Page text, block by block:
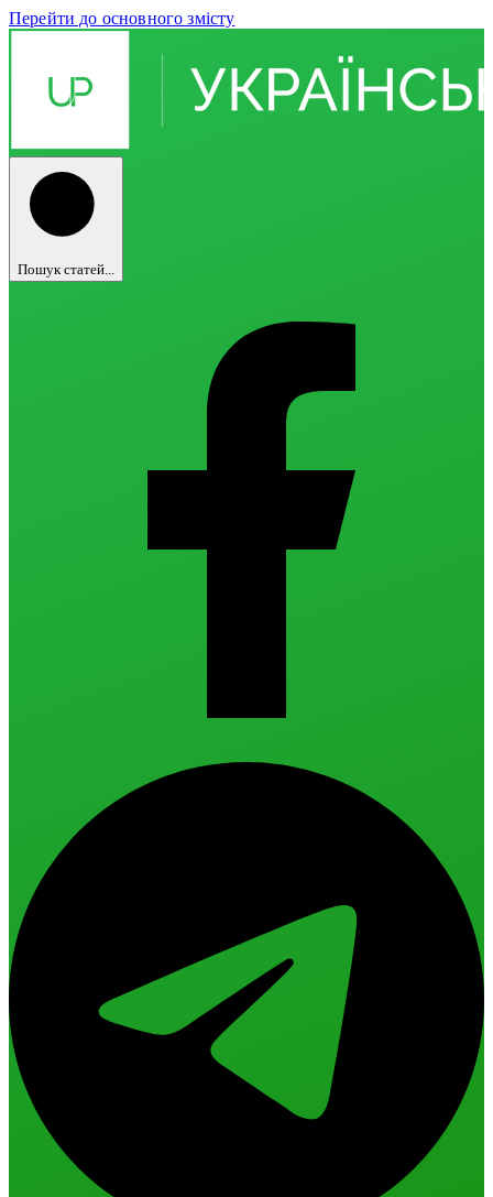
Перейти до основного змісту
Пошук статей...